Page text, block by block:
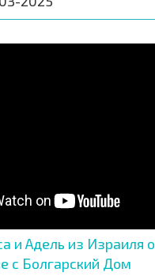
и Адель из Израиля о
с Болгарский Дом